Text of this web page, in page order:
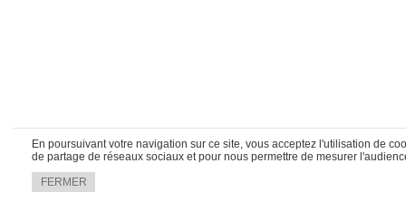
En poursuivant votre navigation sur ce site, vous acceptez l'utilisation de
de partage de réseaux sociaux et pour nous permettre de mesurer
FERMER